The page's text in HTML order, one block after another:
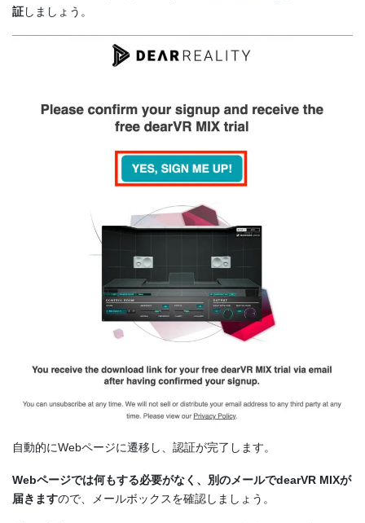
証しましょう。
自動的にWebページに遷移し、認証が完了します。
Webページでは何もする必要がなく、別のメールでdearVR MIXが
届きますので、メールボックスを確認しましょう。